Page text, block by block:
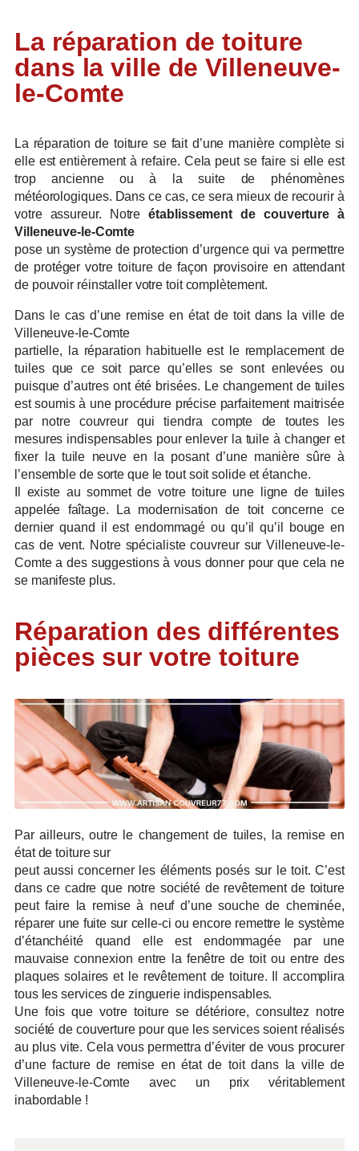
La réparation de toiture
dans la ville de Villeneuve-
le-Comte
La réparation de toiture se fait d’une manière complète si
elle est entièrement à refaire. Cela peut se faire si elle est
trop ancienne ou à la suite de phénomènes
météorologiques. Dans ce cas, ce sera mieux de recourir à
votre assureur. Notreétablissement de couverture à
Villeneuve-le-Comte
pose un système de protection d’urgence qui va permettre
de protéger votre toiture de façon provisoire en attendant
de pouvoir réinstaller votre toit complètement.
Dans le cas d’une remise en état de toit dans la ville de
Villeneuve-le-Comte
partielle, la réparation habituelle est le remplacement de
tuiles que ce soit parce qu’elles se sont enlevées ou
puisque d’autres ont été brisées. Le changement de tuiles
est soumis à une procédure précise parfaitement maitrisée
par notre couvreur qui tiendra compte de toutes les
mesures indispensables pour enlever la tuile à changer et
fixer la tuile neuve en la posant d’une manière sûre à
l’ensemble de sorte que le tout soit solide et étanche.
Il existe au sommet de votre toiture une ligne de tuiles
appelée faîtage. La modernisation de toit concerne ce
dernier quand il est endommagé ou qu’il qu’il bouge en
cas de vent. Notre spécialiste couvreur sur Villeneuve-le-
Comte a des suggestions à vous donner pour que cela ne
se manifeste plus.
Réparation des différentes
pièces sur votre toiture
Par ailleurs, outre le changement de tuiles, la remise en
état de toiture sur
peut aussi concerner les éléments posés sur le toit. C’est
dans ce cadre que notre société de revêtement de toiture
peut faire la remise à neuf d’une souche de cheminée,
réparer une fuite sur celle-ci ou encore remettre le système
d’étanchéité quand elle est endommagée par une
mauvaise connexion entre la fenêtre de toit ou entre des
plaques solaires et le revêtement de toiture. Il accomplira
tous les services de zinguerie indispensables.
Une fois que votre toiture se détériore, consultez notre
société de couverture pour que les services soient réalisés
au plus vite. Cela vous permettra d’éviter de vous procurer
d’une facture de remise en état de toit dans la ville de
Villeneuve-le-Comte avec un prix véritablement
inabordable !